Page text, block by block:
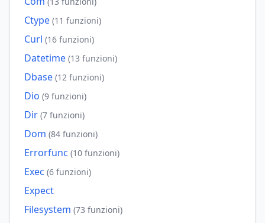
Ctype (11 funzioni)
Curl (16 funzioni)
Datetime (13 funzioni)
Dbase (12 funzioni)
Dio (9 funzioni)
Dir (7 funzioni)
Dom (84 funzioni)
Errorfunc (10 funzioni)
Exec (6 funzioni)
Expect
Filesystem (73 funzioni)